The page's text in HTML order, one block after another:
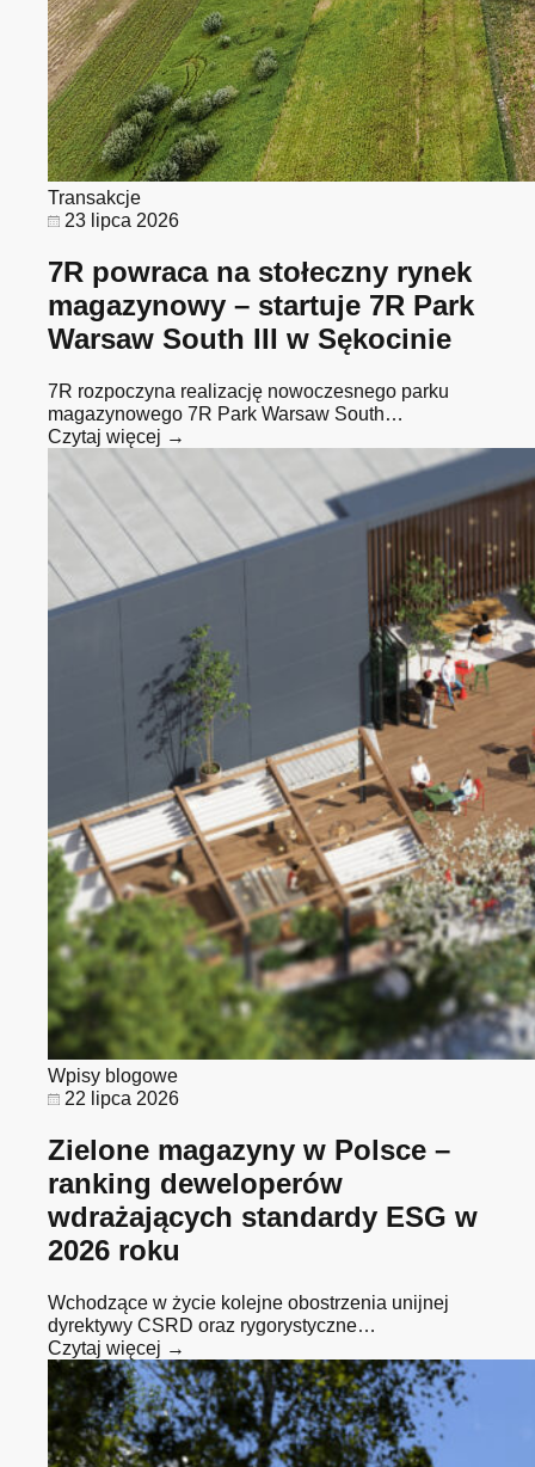
Transakcje
23 lipca 2026
7R powraca na stołeczny rynek
magazynowy – startuje 7R Park
Warsaw South III w Sękocinie
7R rozpoczyna realizację nowoczesnego parku
magazynowego 7R Park Warsaw South…
Czytaj więcej →
Wpisy blogowe
22 lipca 2026
Zielone magazyny w Polsce –
ranking deweloperów
wdrażających standardy ESG w
2026 roku
Wchodzące w życie kolejne obostrzenia unijnej
dyrektywy CSRD oraz rygorystyczne…
Czytaj więcej →